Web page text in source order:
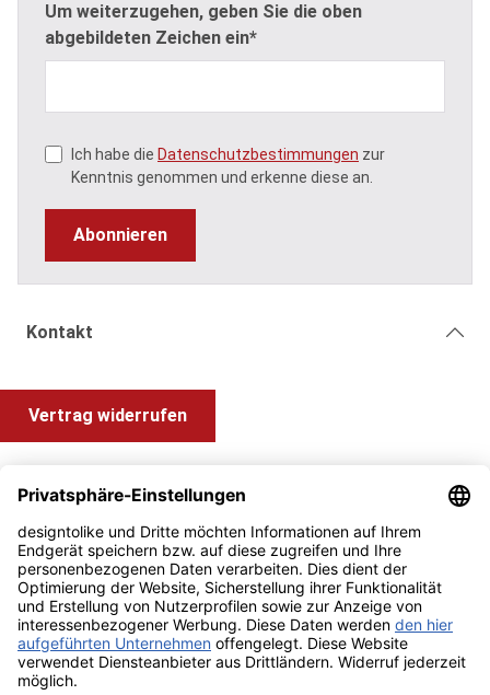
Um weiterzugehen, geben Sie die oben
abgebildeten Zeichen ein*
Ich habe die Datenschutzbestimmungen zur
Kenntnis genommen und erkenne diese an.
Abonnieren
Kontakt
Vertrag widerrufen
Information und Impressum
Zahlung & Versand